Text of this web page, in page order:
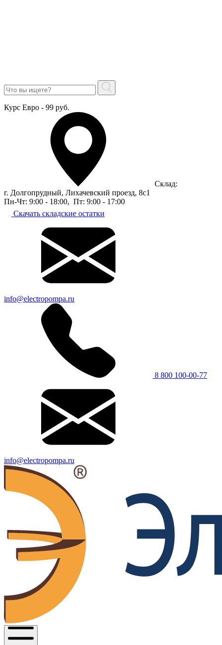
Курс Евро - 99 руб.
Склад:
г. Долгопрудный, Лихачевский проезд, 8c1
Пн-Чт: 9:00 - 18:00, Пт: 9:00 - 17:00
Скачать складские остатки
info@electropompa.ru
8 800 100-00-77
info@electropompa.ru